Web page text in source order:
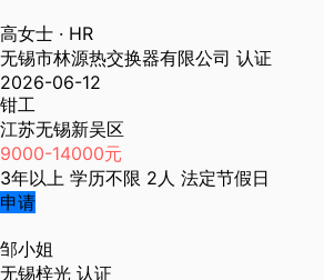
高女士 · HR
无锡市林源热交换器有限公司 认证
2026-06-12
钳工
江苏无锡新吴区
9000-14000元
3年以上 学历不限 2人 法定节假日
申请
邹小姐
无锡梓光 认证